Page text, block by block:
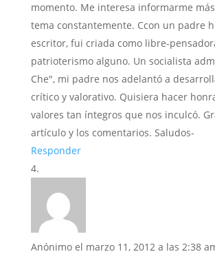
momento. Me interesa informarme
tema constantemente. Ccon un padre
escritor, fui criada como libre-
patrioterismo alguno. Un socialista
Che", mi padre nos adelantó a
crítico y valorativo. Quisiera hacer
valores tan íntegros que nos inculcó.
artículo y los comentarios. Saludos-
Responder
Anónimo el marzo 11, 2012 a las 2:38